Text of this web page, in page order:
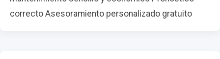
correcto Asesoramiento personalizado gratuito